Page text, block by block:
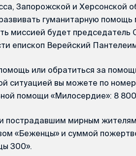
Запорожской и Херсонской
гуманитарную
миссией будет председатель
епископ Верейский
или обратиться за
ситуацией вы можете по
помощи «Милосердие»: 8
пострадавшим мирным
«Беженцы» и суммой
300».